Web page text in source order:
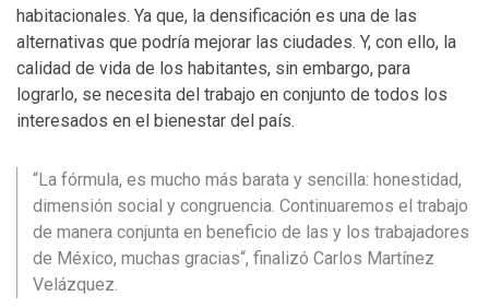
habitacionales. Ya que, la densificación es una de las
alternativas que podría mejorar las ciudades. Y, con ello, la
calidad de vida de los habitantes, sin embargo, para
lograrlo, se necesita del trabajo en conjunto de todos los
interesados en el bienestar del país.
“La fórmula, es mucho más barata y sencilla: honestidad,
dimensión social y congruencia. Continuaremos el trabajo
de manera conjunta en beneficio de las y los trabajadores
de México, muchas gracias“, finalizó Carlos Martínez
Velázquez.